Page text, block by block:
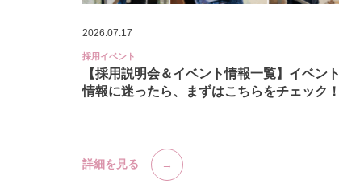
2026.07.17
採用イベント
【採用説明会＆イベント情報一覧】イベント
情報に迷ったら、まずはこちらをチェック！
詳細を見る